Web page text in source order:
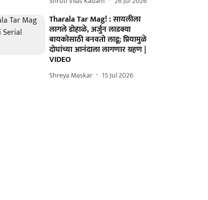
Tharala Tar Mag! : सायलीला
लागले डोहाळे, अर्जुन लाडक्या
बायकोसाठी बनवतो लाडू; प्रियामुळे
दोघांच्या आनंदाला लागणार ग्रहण |
VIDEO
Shreya Maskar 15 Jul 2026